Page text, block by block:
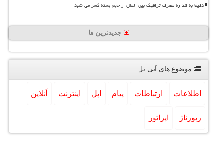
دقیقا به اندازه مصرف ترافیک بین الملل از حجم بسته کسر می شود
جدیدترین ها
موضوع های آنی تل
اطلاعات ارتباطات پیام اپل اینترنت آنلاین
رپورتاژ اپراتور